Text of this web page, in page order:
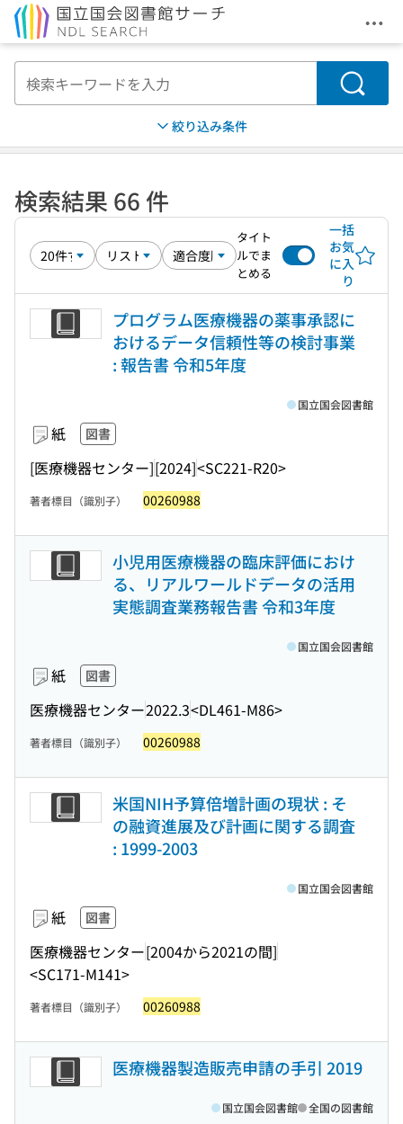
メ
検索
絞り込み条件
検索結果 66 件
タイト
ルでま
とめる
一括
お気
に入
り
プログラム医療機器の薬事承認に
おけるデータ信頼性等の検討事業
: 報告書 令和5年度
紙 図書
[医療機器センター][2024]<SC221-R20>
国立国会図書館
著者標目（識別子） 00260988
小児用医療機器の臨床評価におけ
る、リアルワールドデータの活用
実態調査業務報告書 令和3年度
紙 図書
医療機器センター2022.3<DL461-M86>
国立国会図書館
著者標目（識別子） 00260988
米国NIH予算倍増計画の現状 : そ
の融資進展及び計画に関する調査
: 1999-2003
紙 図書
医療機器センター[2004から2021の間]
<SC171-M141>
国立国会図書館
著者標目（識別子） 00260988
医療機器製造販売申請の手引 2019
国立国会図書館 全国の図書館